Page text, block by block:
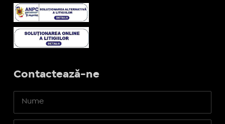
Contactează-ne